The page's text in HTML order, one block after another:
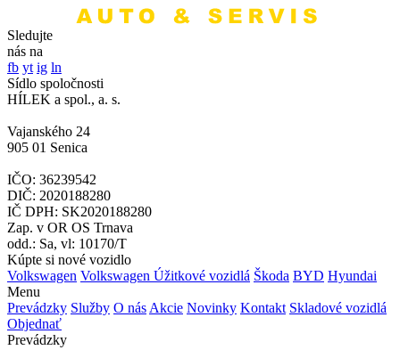
Sledujte
nás na
fb yt ig ln
Sídlo spoločnosti
HÍLEK a spol., a. s.
Vajanského 24
905 01 Senica
IČO: 36239542
DIČ: 2020188280
IČ DPH: SK2020188280
Zap. v OR OS Trnava
odd.: Sa, vl: 10170/T
Kúpte si nové vozidlo
Volkswagen Volkswagen Úžitkové vozidlá Škoda BYD Hyundai
Menu
Prevádzky Služby O násAkcie Novinky Kontakt Skladové vozidlá
Objednať
Prevádzky